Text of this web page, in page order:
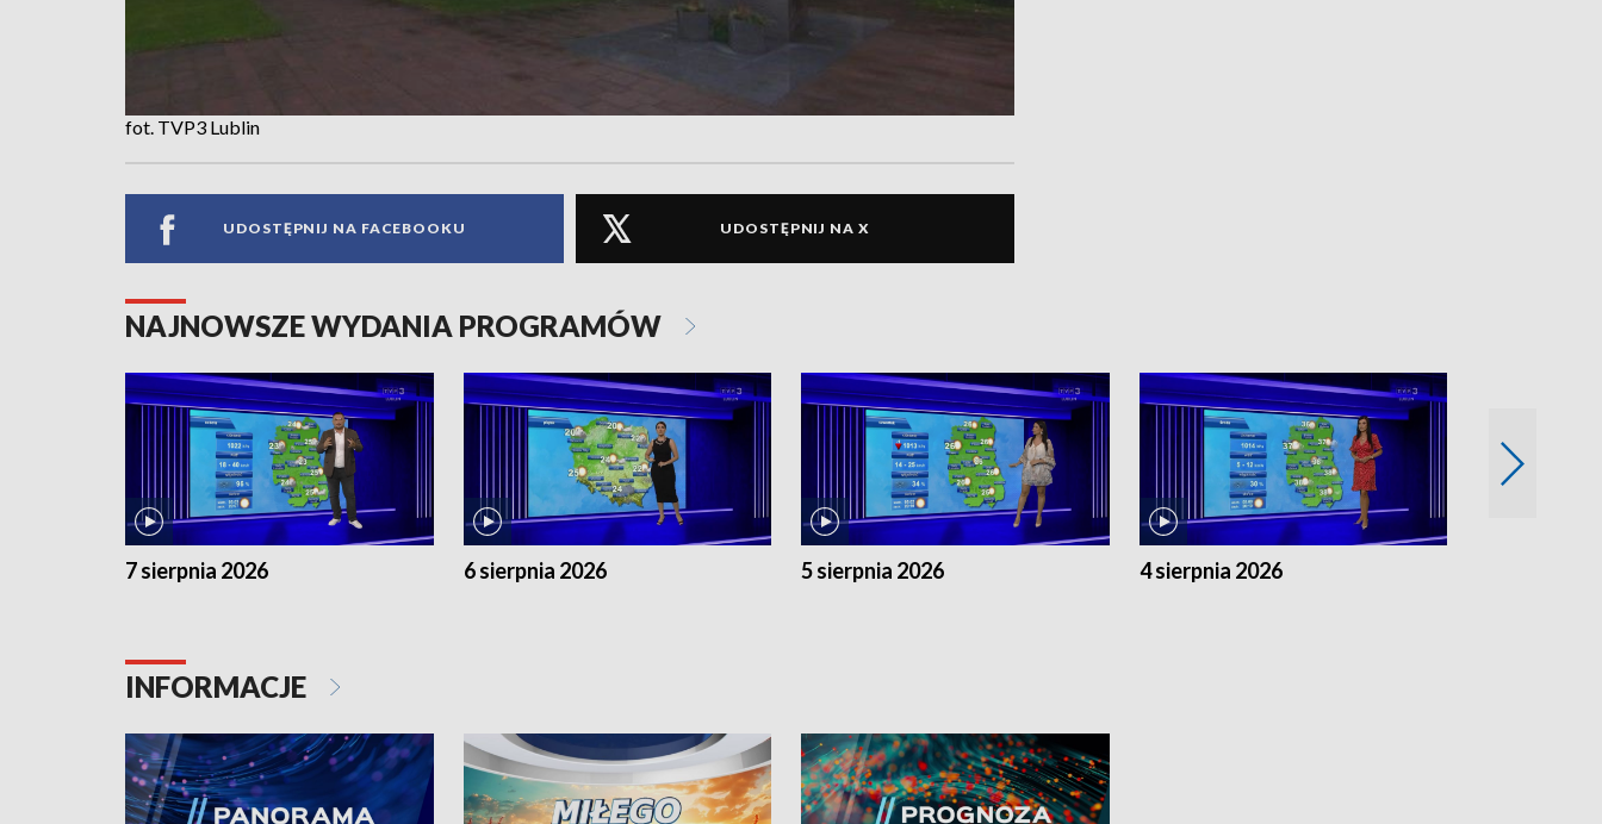
fot. TVP3 Lublin
UDOSTĘPNIJ NA FACEBOOKU UDOSTĘPNIJ NA X
NAJNOWSZE WYDANIA PROGRAMÓW
7 sierpnia 2026 6 sierpnia 2026 5 sierpnia 2026 4 sierpnia 2026
INFORMACJE